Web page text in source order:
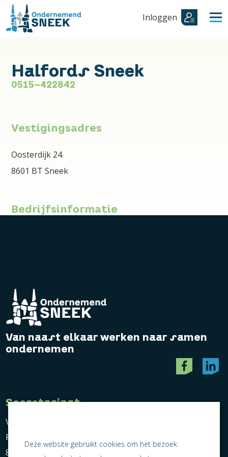
Inloggen
Halfords Sneek
0515-422842
Vestigingsadres
Oosterdijk 24
8601 BT Sneek
Bedrijfsinformatie
Van naast elkaar werken naar samen
ondernemen
Secretariaat
Vereniging Ondernemend Sneek
Postbus 464
8600 AL Sneek
Deze website gebruikt cookies om het bezoek